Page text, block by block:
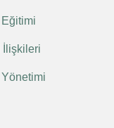
İlişkileri